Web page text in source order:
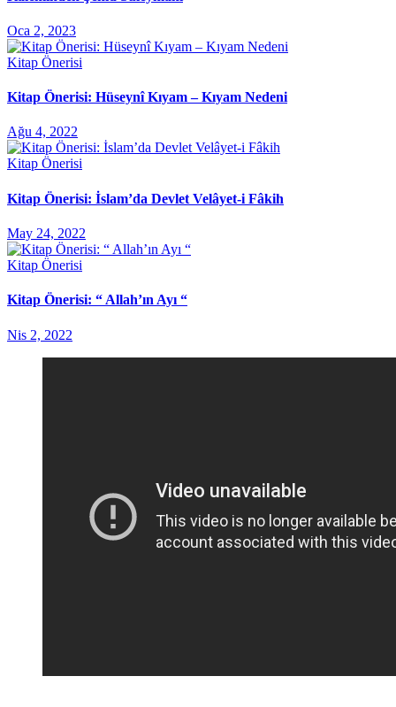
Oca 2, 2023
Kitap Önerisi
Kitap Önerisi: Hüseynî Kıyam – Kıyam Nedeni
Ağu 4, 2022
Kitap Önerisi
Kitap Önerisi: İslam’da Devlet Velâyet-i Fâkih
May 24, 2022
Kitap Önerisi
Kitap Önerisi: “ Allah’ın Ayı “
Nis 2, 2022